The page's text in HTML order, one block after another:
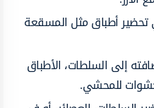
أطباق مثل المسقعة
إلى السلطات، الأطباق
للمحشي.